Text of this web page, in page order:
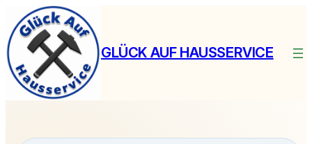
Zum
Inhalt
springen
GLÜCK AUF HAUSSERVICE